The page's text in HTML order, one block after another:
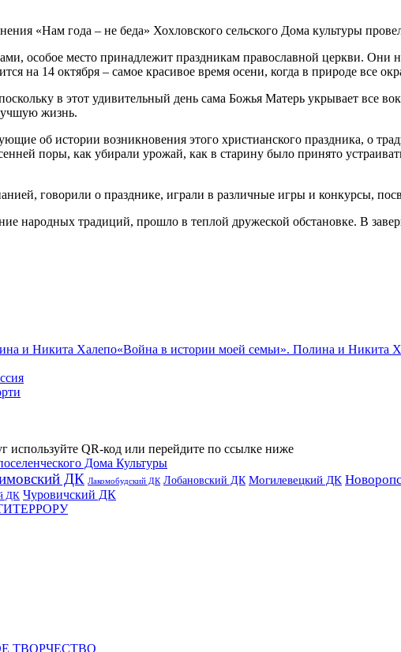
«Нам года – не беда» Хохловского сельского Дома культуры
особое место принадлежит праздникам православной церкви.
на 14 октября – самое красивое время осени, когда в природе все
в этот удивительный день сама Божья Матерь укрывает все
жизнь.
об истории возникновения этого христианского праздника, о
поры, как убирали урожай, как в старину было принято
говорили о празднике, играли в различные игры и конкурсы,
народных традиций, прошло в теплой дружеской обстановке. В
«Война в истории моей семьи». Полина и Никита
используйте QR-код или перейдите по ссылке ниже
Дома Культуры
ДК Лакомобудский ДК Лобановский ДК Могилевецкий ДК
ДК Чуровичский ДК